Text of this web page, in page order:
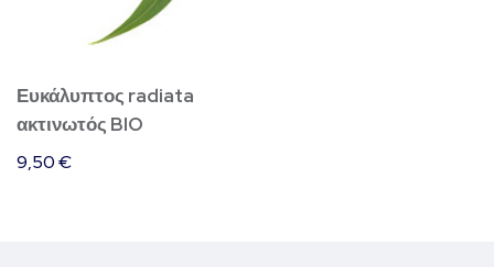
Ευκάλυπτος radiata
ακτινωτός BIO
9,50€